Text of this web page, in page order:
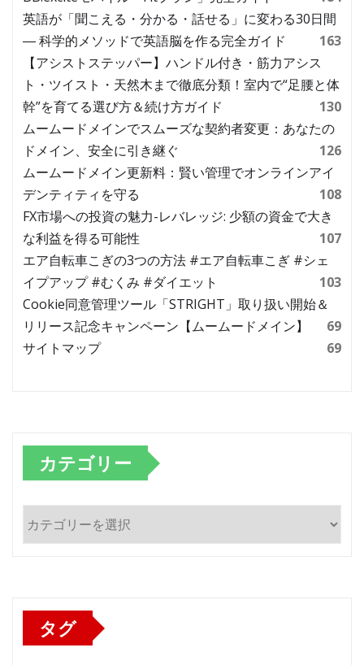
英語が「聞こえる・分かる・話せる」に変わる30日間
― 科学的メソッドで英語脳を作る完全ガイド
163
【アシストステッパー】ハンドル付き・筋力アシス
ト・ツイスト・天然木まで徹底分類！室内で“足腰と体
幹”を育てる選び方＆続け方ガイド
130
ムームードメインでスムーズな契約者変更：あなたの
ドメイン、安全に引き継ぐ
126
ムームードメイン更新料：賢い管理でオンラインアイ
デンティティを守る
108
FX市場への投資の魅力-レバレッジ: 少額の資金で大き
な利益を得る可能性
107
エア自転車こぎの3つの方法 #エア自転車こぎ #シェ
イプアップ #むくみ #ダイエット
103
Cookie同意管理ツール「STRIGHT」取り扱い開始＆
リリース記念キャンペーン【ムームードメイン】
69
サイトマップ
69
カテゴリー
テ
タグ